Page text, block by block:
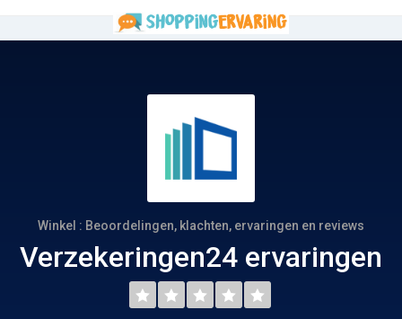
Winkel : Beoordelingen, klachten, ervaringen en reviews
Verzekeringen24 ervaringen